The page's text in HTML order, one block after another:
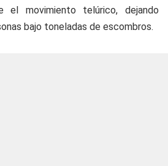
el movimiento telúrico, dejando
bajo toneladas de escombros.